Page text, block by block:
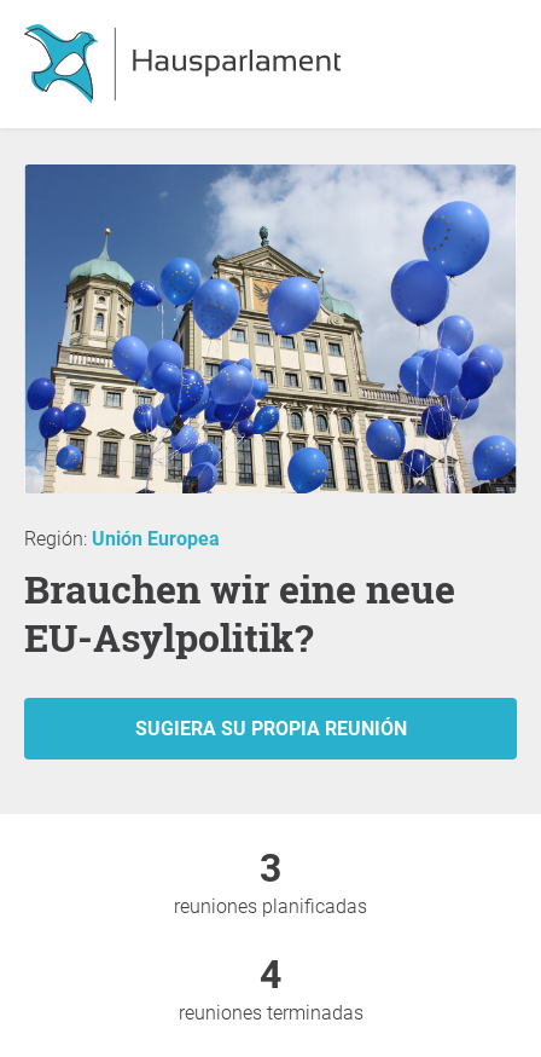
Región: Unión Europea
Brauchen wir eine neue
EU-Asylpolitik?
SUGIERA SU PROPIA REUNIÓN
3
reuniones planificadas
4
reuniones terminadas